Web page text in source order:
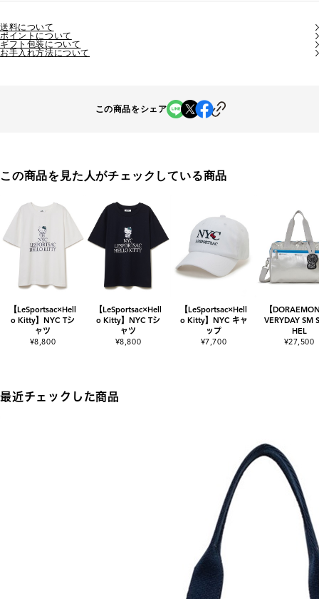
送料について
ポイントについて
ギフト包装について
お手入れ方法について
この商品をシェア
この商品を見た人がチェックしている商品
【LeSportsac×Hell
o Kitty】NYC Tシ
ャツ
¥8,800
【LeSportsac×Hell
o Kitty】NYC Tシ
ャツ
¥8,800
【LeSportsac×Hell
o Kitty】NYC キャ
ップ
¥7,700
【
VERYDAY SM
HEL
¥27,500
最近チェックした商品